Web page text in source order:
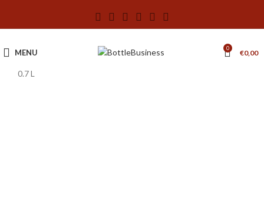
MENU 0 €0,00
0.7 L